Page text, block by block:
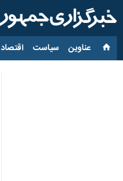
عناوین‌ سیاست اقتصاد